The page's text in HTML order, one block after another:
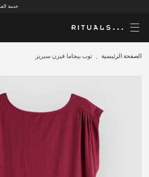
خدمة
الصفحة الرئيسية توب بيجاما فيرن سيريز